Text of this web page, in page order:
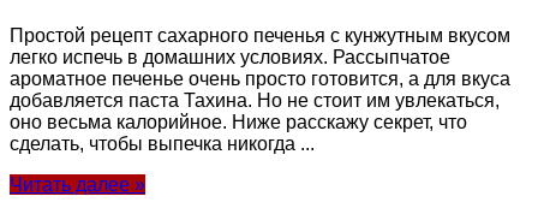
Простой рецепт сахарного печенья с кунжутным вкусом
легко испечь в домашних условиях. Рассыпчатое
ароматное печенье очень просто готовится, а для вкуса
добавляется паста Тахина. Но не стоит им увлекаться,
оно весьма калорийное. Ниже расскажу секрет, что
сделать, чтобы выпечка никогда ...
Читать далее »